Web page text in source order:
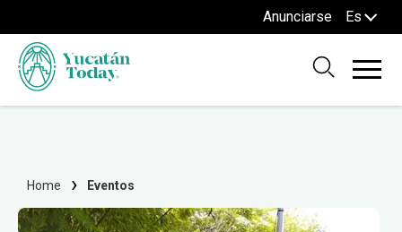
Anunciarse Es
Home Eventos